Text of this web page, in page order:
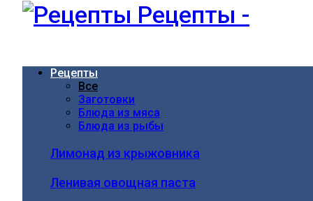
Рецепты -
Рецепты
Все
Заготовки
Блюда из мяса
Блюда из рыбы
Лимонад из крыжовника
Ленивая овощная паста